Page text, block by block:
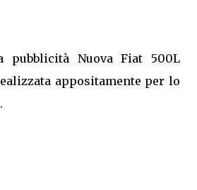
pubblicità Nuova Fiat 500L
appositamente per lo